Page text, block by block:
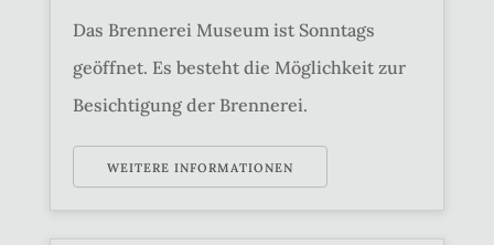
Das Brennerei Museum ist Sonntags
geöffnet. Es besteht die Möglichkeit zur
Besichtigung der Brennerei.
WEITERE INFORMATIONEN